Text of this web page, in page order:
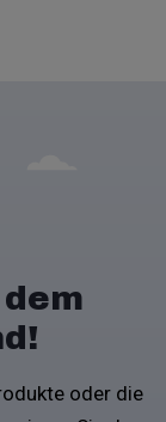
oder die